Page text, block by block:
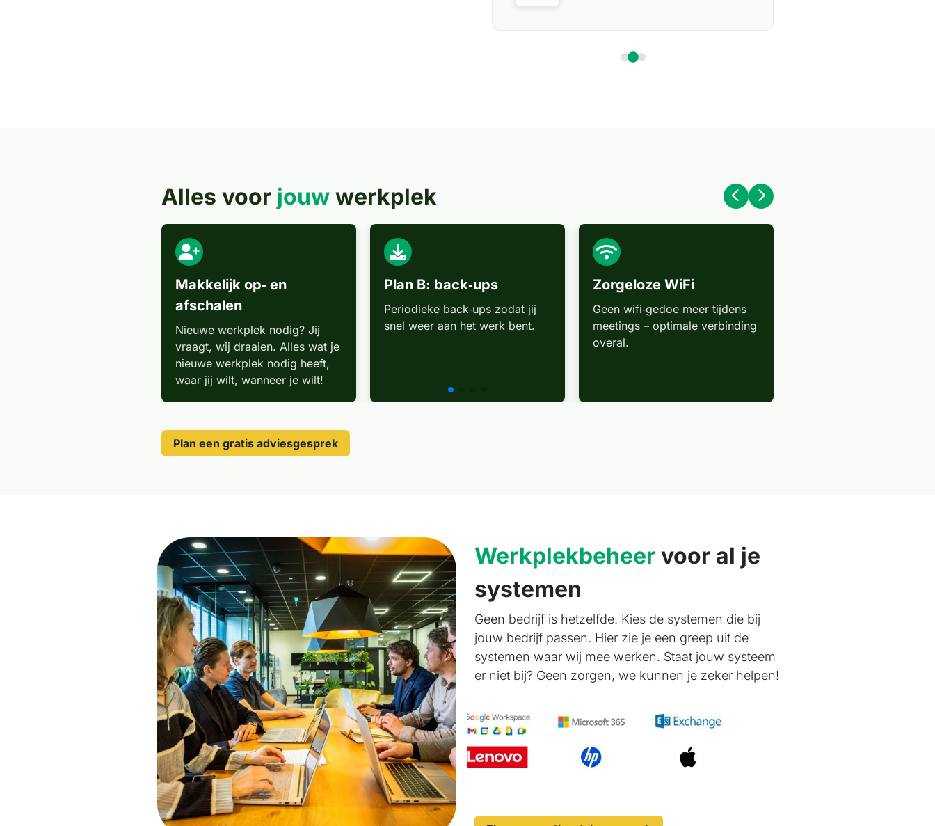
Alles voor jouw werkplek
Makkelijk op‑ en
afschalen
Nieuwe werkplek nodig? Jij
vraagt, wij draaien. Alles wat je
nieuwe werkplek nodig heeft,
waar jij wilt, wanneer je wilt!
Plan B: back‑ups
Periodieke back‑ups zodat jij
snel weer aan het werk bent.
Zorgeloze WiFi
Geen wifi‑gedoe meer tijdens
meetings – optimale verbinding
overal.
Plan een gratis adviesgesprek
Werkplekbeheer voor al je
systemen
Geen bedrijf is hetzelfde. Kies de systemen die bij
jouw bedrijf passen. Hier zie je een greep uit de
systemen waar wij mee werken. Staat jouw systeem
er niet bij? Geen zorgen, we kunnen je zeker helpen!